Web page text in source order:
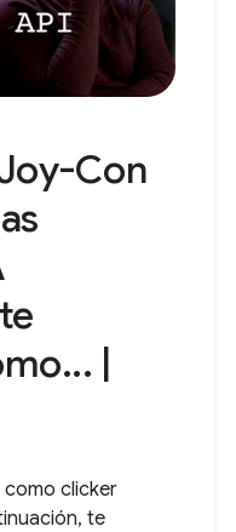
Con
|
como clicker
te